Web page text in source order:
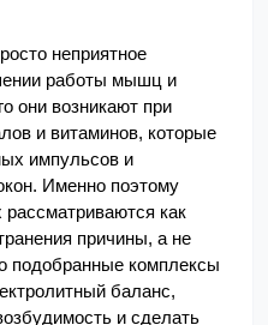
неприятное
работы мышц и
они возникают при
и витаминов, которые
импульсов и
Именно поэтому
рассматриваются как
причины, а не
подобранные комплексы
баланс,
и сделать